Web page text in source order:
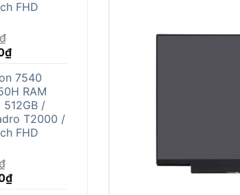
FHD
₫
₫Giá
tại
là:
12.500.000₫.
7540
RAM
512GB /
T2000 /
FHD
₫Giá